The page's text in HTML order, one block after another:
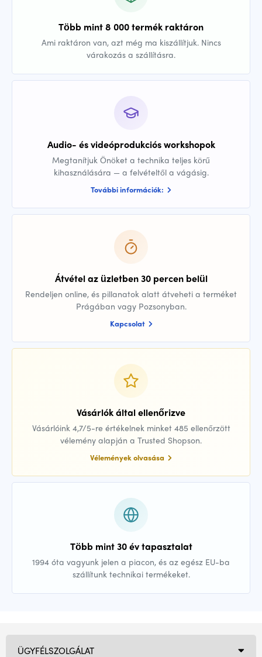
Több mint 8 000 termék raktáron
Ami raktáron van, azt még ma kiszállítjuk. Nincs
várakozás a szállításra.
Audio- és videóprodukciós workshopok
Megtanítjuk Önöket a technika teljes körű
kihasználására — a felvételtől a vágásig.
További információk:
Átvétel az üzletben 30 percen belül
Rendeljen online, és pillanatok alatt átveheti a terméket
Prágában vagy Pozsonyban.
Kapcsolat
Vásárlók által ellenőrizve
Vásárlóink 4,7/5-re értékelnek minket 485 ellenőrzött
vélemény alapján a Trusted Shopson.
Vélemények olvasása
Több mint 30 év tapasztalat
1994 óta vagyunk jelen a piacon, és az egész EU-ba
szállítunk technikai termékeket.
ÜGYFÉLSZOLGÁLAT